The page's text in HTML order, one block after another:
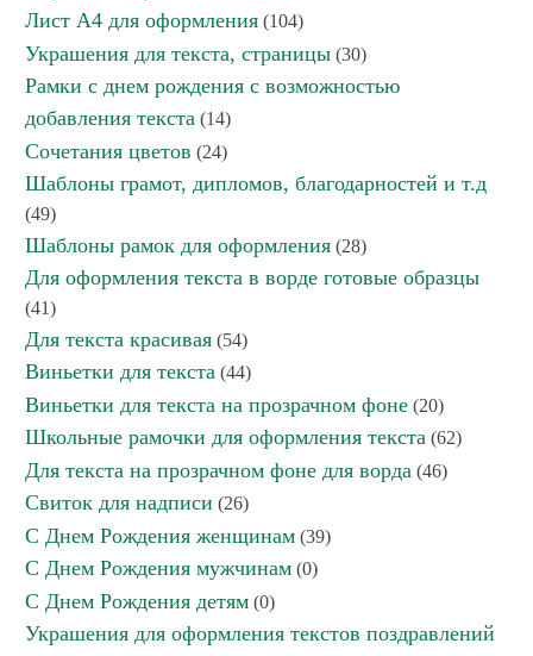
Лист А4 для оформления (104)
Украшения для текста, страницы (30)
Рамки с днем рождения с возможностью
добавления текста (14)
Сочетания цветов (24)
Шаблоны грамот, дипломов, благодарностей и т.д
(49)
Шаблоны рамок для оформления (28)
Для оформления текста в ворде готовые образцы
(41)
Для текста красивая (54)
Виньетки для текста (44)
Виньетки для текста на прозрачном фоне (20)
Школьные рамочки для оформления текста (62)
Для текста на прозрачном фоне для ворда (46)
Свиток для надписи (26)
С Днем Рождения женщинам (39)
С Днем Рождения мужчинам (0)
С Днем Рождения детям (0)
Украшения для оформления текстов поздравлений